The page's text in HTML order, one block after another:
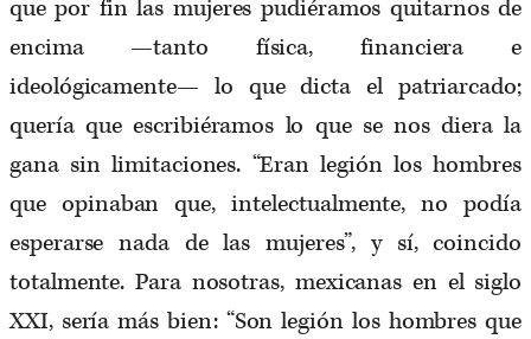
que por fin las mujeres pudiéramos quitarnos de
encima —tanto física, financiera e
ideológicamente— lo que dicta el patriarcado;
quería que escribiéramos lo que se nos diera la
gana sin limitaciones. “Eran legión los hombres
que opinaban que, intelectualmente, no podía
esperarse nada de las mujeres”, y sí, coincido
totalmente. Para nosotras, mexicanas en el siglo
XXI, sería más bien: “Son legión los hombres que